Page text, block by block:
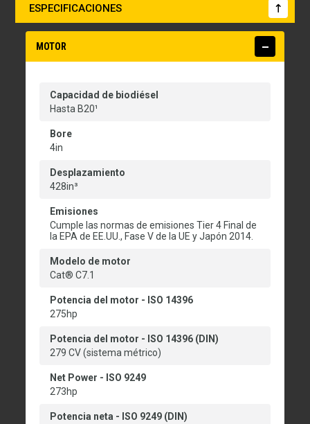
ESPECIFICACIONES
MOTOR
Capacidad de biodiésel
Hasta B20¹
Bore
4in
Desplazamiento
428in³
Emisiones
Cumple las normas de emisiones Tier 4 Final de
la EPA de EE.UU., Fase V de la UE y Japón 2014.
Modelo de motor
Cat® C7.1
Potencia del motor - ISO 14396
275hp
Potencia del motor - ISO 14396 (DIN)
279 CV (sistema métrico)
Net Power - ISO 9249
273hp
Potencia neta - ISO 9249 (DIN)